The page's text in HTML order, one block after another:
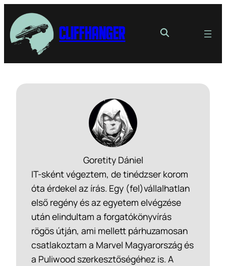
Cliffhanger
Goretity Dániel
IT-sként végeztem, de tinédzser korom
óta érdekel az írás. Egy (fel)vállalhatlan
első regény és az egyetem elvégzése
után elindultam a forgatókönyvírás
rögös útján, ami mellett párhuzamosan
csatlakoztam a Marvel Magyarország és
a Puliwood szerkesztőségéhez is. A